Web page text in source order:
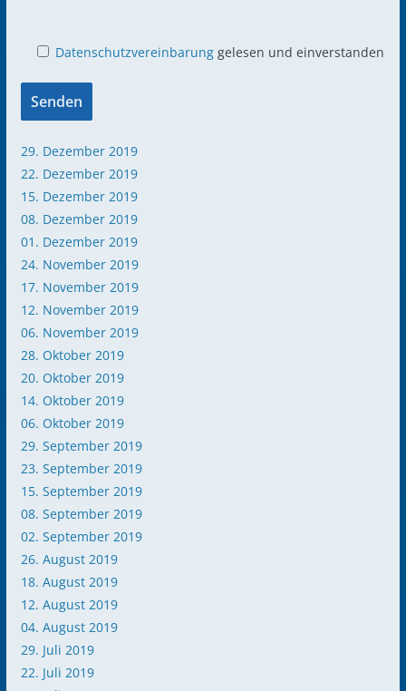
Datenschutzvereinbarunggelesen und einverstanden
29. Dezember 2019
22. Dezember 2019
15. Dezember 2019
08. Dezember 2019
01. Dezember 2019
24. November 2019
17. November 2019
12. November 2019
06. November 2019
28. Oktober 2019
20. Oktober 2019
14. Oktober 2019
06. Oktober 2019
29. September 2019
23. September 2019
15. September 2019
08. September 2019
02. September 2019
26. August 2019
18. August 2019
12. August 2019
04. August 2019
29. Juli 2019
22. Juli 2019